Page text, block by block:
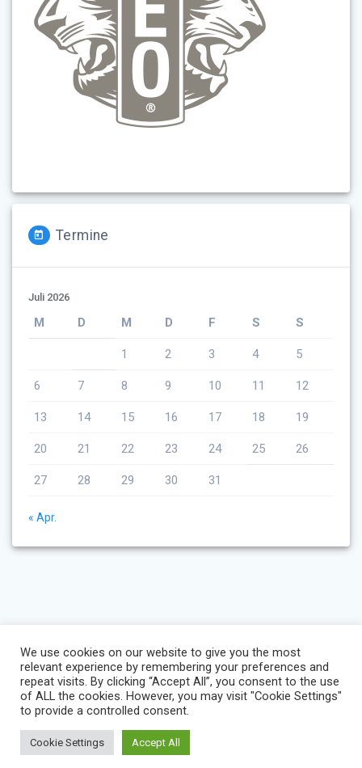
Termine
Juli 2026
M D M D F S S
1 2 3 4 5
6 7 8 9 10 11 12
13 14 15 16 17 18 19
20 21 22 23 24 25 26
27 28 29 30 31
« Apr.
We use cookies on our website to give you the most
relevant experience by remembering your preferences and
repeat visits. By clicking “Accept All”, you consent to the use
of ALL the cookies. However, you may visit "Cookie Settings"
to provide a controlled consent.
Cookie Settings Accept All